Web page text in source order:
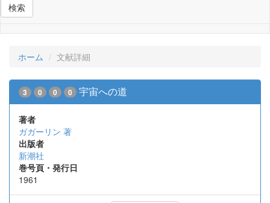
検索
ホーム 文献詳細
3 0 0 0 宇宙への道
著者
ガガーリン 著
出版者
新潮社
巻号頁・発行日
1961